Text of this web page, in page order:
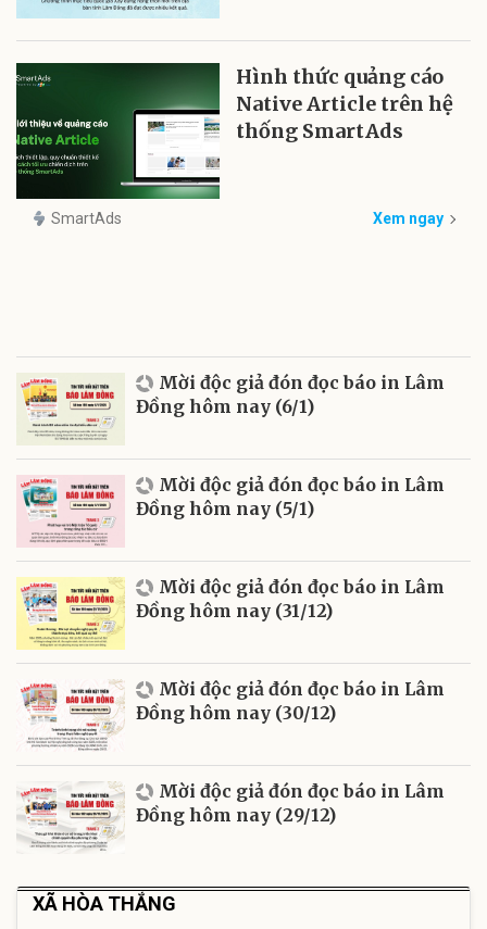
Hình thức quảng cáo
Native Article trên hệ
thống SmartAds
SmartAds Xem ngay
Mời độc giả đón đọc báo in Lâm
Đồng hôm nay (6/1)
Mời độc giả đón đọc báo in Lâm
Đồng hôm nay (5/1)
Mời độc giả đón đọc báo in Lâm
Đồng hôm nay (31/12)
Mời độc giả đón đọc báo in Lâm
Đồng hôm nay (30/12)
Mời độc giả đón đọc báo in Lâm
Đồng hôm nay (29/12)
XÃ HÒA THẮNG